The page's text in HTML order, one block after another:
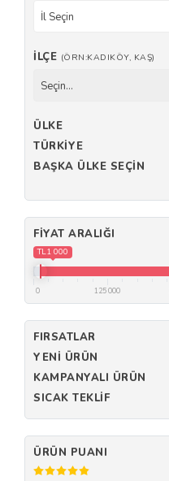
İl Seçin
İLÇE (ÖRN:KADIKÖY, KAŞ)
Seçin...
ÜLKE
TÜRKIYE
BAŞKA ÜLKE SEÇIN
FIYAT ARALIĞI
TL1 000
0 125 000
FIRSATLAR
YENI ÜRÜN
KAMPANYALI ÜRÜN
SICAK TEKLIF
ÜRÜN PUANI